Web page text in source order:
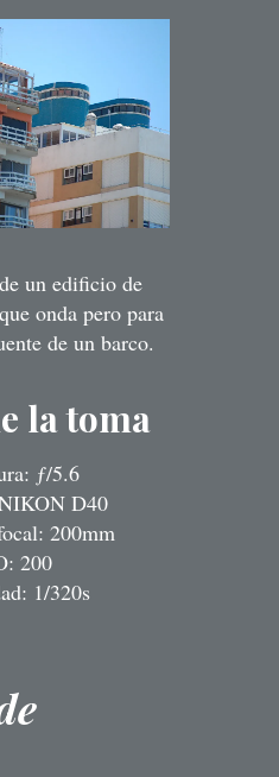
un edificio de
onda pero para
de un barco.
la toma
ƒ/5.6
D40
200mm
200
1/320s